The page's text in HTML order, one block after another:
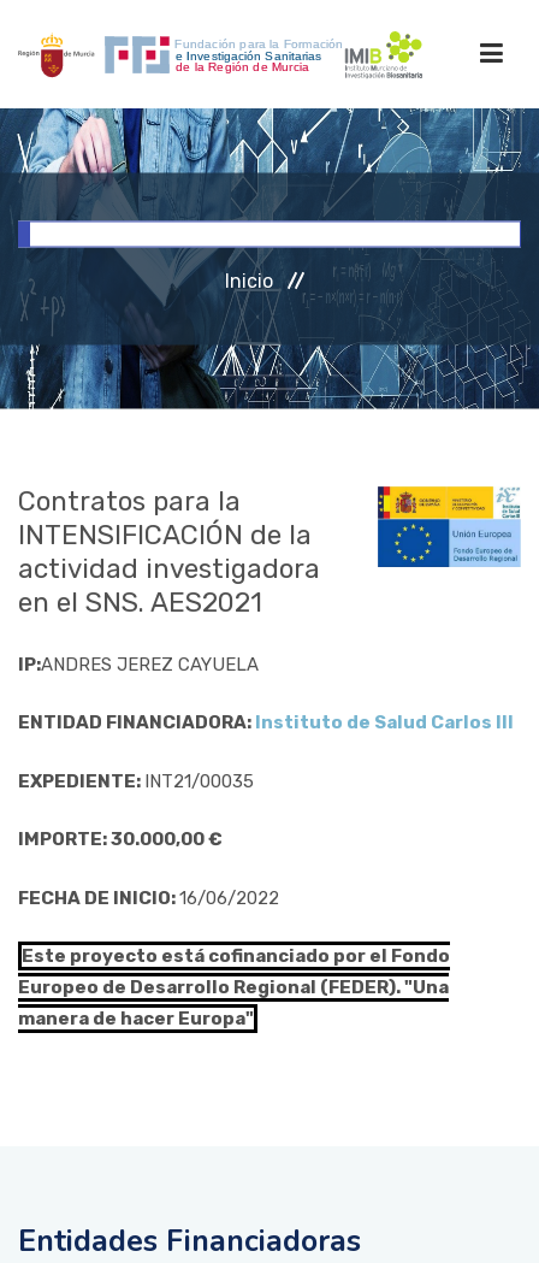
INICIO
INVESTIGACIÓN
RRHH
ACCESO PERSONAL
Inicio
Contratos para la
INTENSIFICACIÓN de la
actividad investigadora
en el SNS. AES2021
IP:ANDRES JEREZ CAYUELA
ENTIDAD FINANCIADORA: Instituto de Salud Carlos III
EXPEDIENTE: INT21/00035
IMPORTE: 30.000,00 €
FECHA DE INICIO:16/06/2022
Este proyecto está cofinanciado por el Fondo
Europeo de Desarrollo Regional (FEDER). "Una
manera de hacer Europa"
Entidades Financiadoras